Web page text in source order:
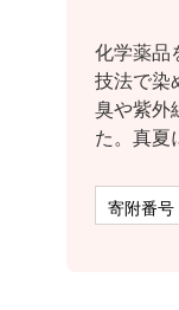
化学薬品
技法で染
臭や紫外
た。真夏
商品番号